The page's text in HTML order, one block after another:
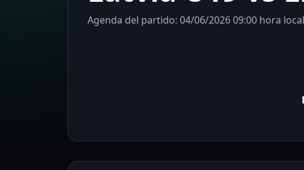
Agenda del partido: 04/06/2026 09:00 hora